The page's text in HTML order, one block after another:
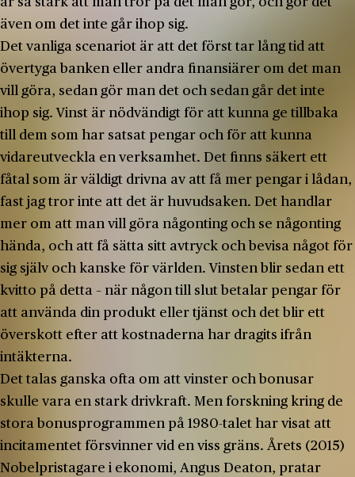
även om det inte går ihop sig.
Det vanliga scenariot är att det först tar lång tid att
övertyga banken eller andra finansiärer om det man
vill göra, sedan gör man det och sedan går det inte
ihop sig. Vinst är nödvändigt för att kunna ge tillbaka
till dem som har satsat pengar och för att kunna
vidareutveckla en verksamhet. Det finns säkert ett
fåtal som är väldigt drivna av att få mer pengar i lådan,
fast jag tror inte att det är huvudsaken. Det handlar
mer om att man vill göra någonting och se någonting
hända, och att få sätta sitt avtryck och bevisa något för
sig själv och kanske för världen. Vinsten blir sedan ett
kvitto på detta – när någon till slut betalar pengar för
att använda din produkt eller tjänst och det blir ett
överskott efter att kostnaderna har dragits ifrån
intäkterna.
Det talas ganska ofta om att vinster och bonusar
skulle vara en stark drivkraft. Men forskning kring de
stora bonusprogrammen på 1980-talet har visat att
incitamentet försvinner vid en viss gräns. Årets (2015)
Nobelpristagare i ekonomi, Angus Deaton, pratar